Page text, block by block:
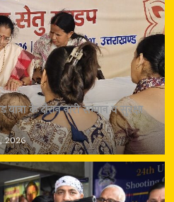
के दौरान नारी सम्मान व सुरक्षा
2026